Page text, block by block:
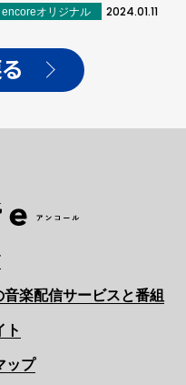
encoreオリジナル 2024.01.11
楽配信サービスと番組
ト
ップ